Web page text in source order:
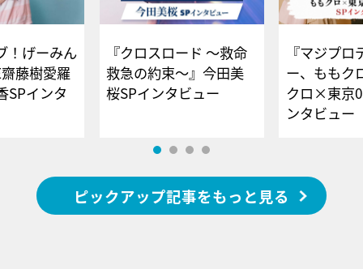
！げーみん
藤樹愛羅
SPインタ
『クロスロード ～救命
救急の約束～』今田美
桜SPインタビュー
『マジプロ
ー、ももク
クロ×東京
ンタビュー
ピックアップ記事をもっと見る